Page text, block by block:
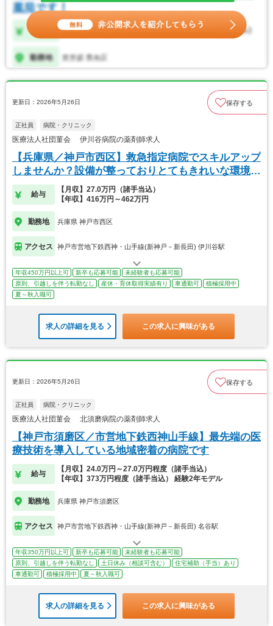
更新日：2026年5月26日 保存する
正社員 病院・クリニック
医療法人社団菫会 伊川谷病院の薬剤師求人
【兵庫県／神戸市西区】救急指定病院でスキルアップ
しませんか？設備が整っておりとてもきれいな環境で
す。
給与
【月収】27.0万円（諸手当込）
【年収】416万円～462万円
勤務地 兵庫県 神戸市西区
アクセス 神戸市営地下鉄西神・山手線(新神戸－新長田) 伊川谷駅
年収450万円以上可 新卒も応募可能
未経験者も応募可能
原則、引越しを伴う転勤なし
産休・育休取得実績有り 車通勤可
積極採用中
夏～秋入職可
求人の詳細を見る この求人に興味がある
更新日：2026年5月26日 保存する
正社員 病院・クリニック
医療法人社団菫会 北須磨病院の薬剤師求人
【神戸市須磨区／市営地下鉄西神山手線】最先端の医
療技術を導入している地域密着の病院です
給与
【月収】24.0万円～27.0万円程度（諸手当込）
【年収】373万円程度（諸手当込） 経験2年モデル
勤務地 兵庫県 神戸市須磨区
アクセス 神戸市営地下鉄西神・山手線(新神戸－新長田) 名谷駅
年収350万円以上可 新卒も応募可能
未経験者も応募可能
原則、引越しを伴う転勤なし
土日休み（相談可含む）
住宅補助（手当）あり
車通勤可
積極採用中 夏～秋入職可
求人の詳細を見る この求人に興味がある